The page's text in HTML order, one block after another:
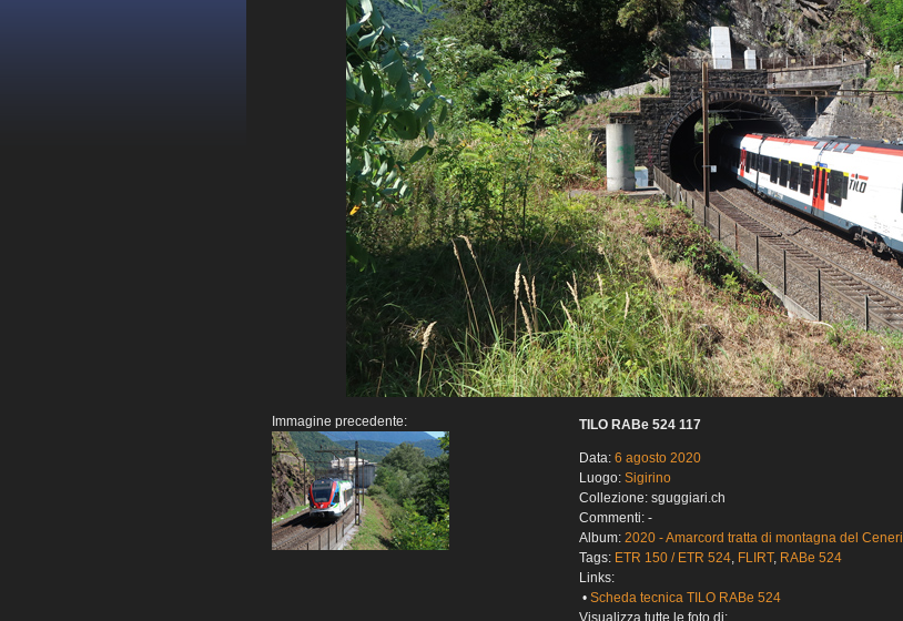
Immagine precedente: TILO RABe 524 117
Data: 6 agosto 2020
Luogo: Sigirino
Collezione: sguggiari.ch
Commenti: -
Album: 2020 - Amarcord tratta di montagna del Ceneri
Tags: ETR 150 / ETR 524, FLIRT, RABe 524
Links:
• Scheda tecnica TILO RABe 524